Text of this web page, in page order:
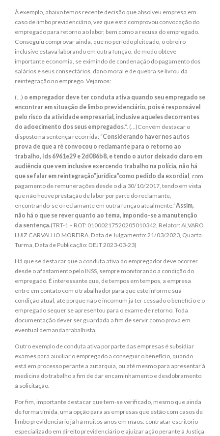
À exemplo, abaixo temos recente decisão que absolveu empresa em
caso de limbo previdenciário, vez que esta comprovou convocação do
empregado para retorno ao labor, bem como a recusa do empregado.
Conseguiu comprovar ainda, que no período pleiteado, o obreiro
inclusive estava laborando em outra função, de modo obteve
importante economia, se eximindo de condenação do pagamento dos
salários e seus consectários, dano moral e de quebra se livrou da
reintegração no emprego. Vejamos:
(…) o empregador deve ter conduta ativa quando seu empregado se
encontrar em situação de limbo previdenciário, pois é responsável
pelo risco da atividade empresarial, inclusive aqueles decorrentes
do adoecimento dos seus empregados.”. (…)Convém destacar o
disposto na sentença recorrida: “Considerando haver nos autos
prova de que a ré convocou o reclamante para o retorno ao
trabalho, Ids 6961e29 e 2d086b8, e tendo o autor deixado claro em
audiência que vem inclusive exercendo trabalho na polícia, não há
que se falar em reintegração”jurídica”como pedido da exordial
, com
pagamento de remunerações desde o dia 30/10/2017, tendo em vista
que não houve prestação de labor por parte do reclamante,
encontrando-se o reclamante em outra função atualmente.”Assim,
não há o que se rever quanto ao tema, impondo-se a manutenção
da sentença.(TRT-1 – ROT: 01000217520205010342, Relator: ALVARO
LUIZ CARVALHO MOREIRA, Data de Julgamento: 21/03/2023, Quarta
Turma, Data de Publicação: DEJT 2023-03-23)
Há que se destacar que a conduta ativa do empregador deve ocorrer
desde o afastamento pelo INSS, sempre monitorando a condição do
empregado. É interessante que, de tempos em tempos, a empresa
entre em contato com o trabalhador para que este informe sua
condição atual, até porque não é incomum já ter cessado o benefício e o
empregado sequer se apresentou para o exame de retorno. Toda
documentação dever ser guardada a fim de servir como prova em
eventual demanda trabalhista.
Outro exemplo de conduta ativa por parte das empresas é subsidiar
exames para auxiliar o empregado a conseguir o benefício, quando
está em processo perante a autarquia, ou até mesmo para apresentar à
medicina do trabalho a fim de dar encaminhamento e desdobramento
à solicitação.
Por fim, importante destacar que tem-se verificado, mesmo que ainda
de forma tímida, uma opção para as empresas que estão com casos de
limbo previdenciário já há muitos anos em mãos: contratar escritório
especializado em direito previdenciário e ajuizar ação perante à Justiça